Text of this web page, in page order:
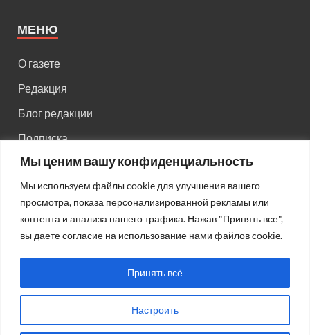
Мы ценим вашу конфиденциальность
Мы используем файлы cookie для улучшения вашего
просмотра, показа персонализированной рекламы или
контента и анализа нашего трафика. Нажав "Принять все",
вы даете согласие на использование нами файлов cookie.
Настроить
Принять всё
МЕНЮ
О газете
Редакция
Блог редакции
Подписка
Правила поведения на сайте
Реклама
Старый сайт
Старый HTML сайт